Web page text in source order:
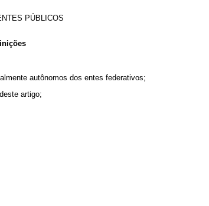
PÚBLICOS
autônomos dos entes federativos;
deste artigo;